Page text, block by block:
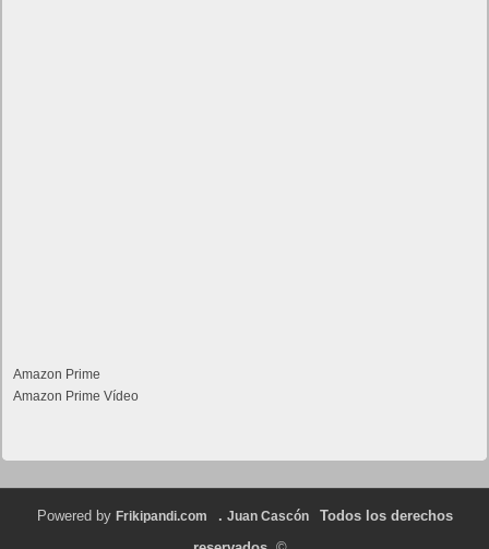
Amazon Prime
Amazon Prime Vídeo
Powered by Frikipandi.com . Juan Cascón
Todos los derechos